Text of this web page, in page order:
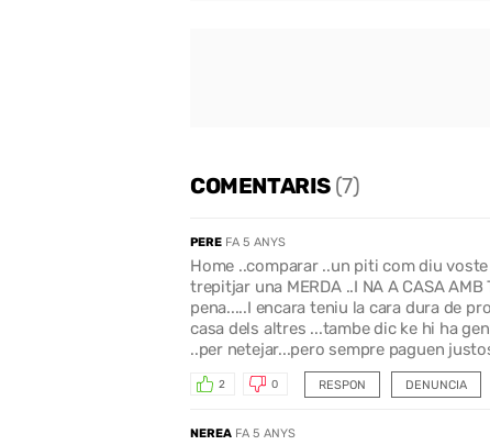
COMENTARIS (7)
PERE FA 5 ANYS
Home ..comparar ..un piti com diu
trepitjar una MERDA ..I NA A CASA
pena.....I encara teniu la cara dura de
casa dels altres ...tambe dic ke hi ha
..per netejar...pero sempre paguen
RESPON
2 0 DENUNCIA
NEREA FA 5 ANYS